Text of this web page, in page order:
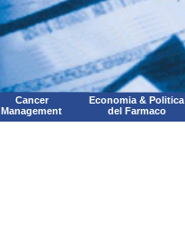
Cancer
Management
Economia & Politica
del Farmaco